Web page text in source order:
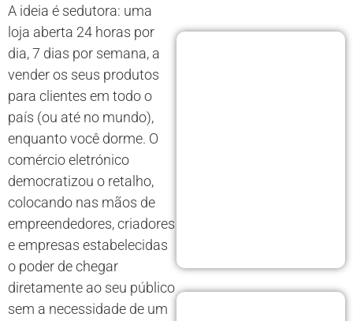
A ideia é sedutora: uma
loja aberta 24 horas por
dia, 7 dias por semana, a
vender os seus produtos
para clientes em todo o
país (ou até no mundo),
enquanto você dorme. O
comércio eletrónico
democratizou o retalho,
colocando nas mãos de
empreendedores, criadores
e empresas estabelecidas
o poder de chegar
diretamente ao seu público
sem a necessidade de um